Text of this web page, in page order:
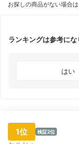
お探しの商品がない場合は
ランキングは参考にな
はい
1位 検証2位